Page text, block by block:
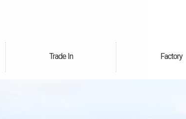
Trade In
買取無料査定 Factory
自社工場